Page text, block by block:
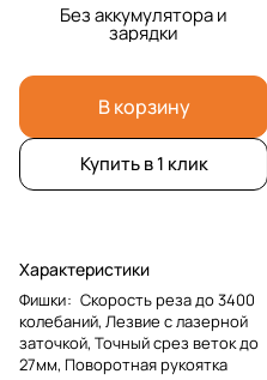
Без аккумулятора и
зарядки
В корзину
Купить в 1 клик
Характеристики
Фишки: Скорость реза до 3400
колебаний, Лезвие с лазерной
заточкой, Точный срез веток до
27мм, Поворотная рукоятка